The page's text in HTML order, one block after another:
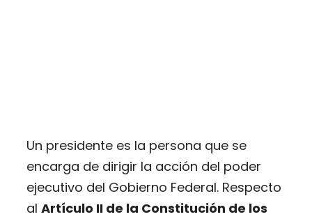
Un presidente es la persona que se
encarga de dirigir la acción del poder
ejecutivo del Gobierno Federal. Respecto
al Artículo II de la Constitución de los